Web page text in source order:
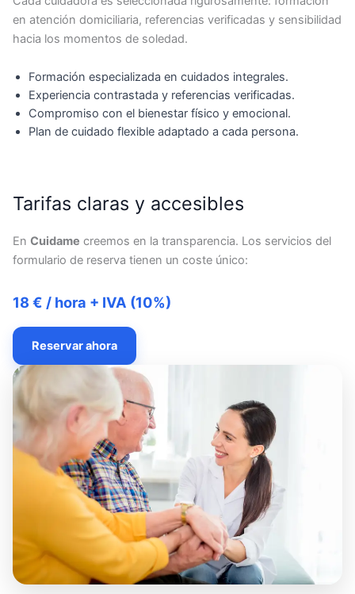
en atención domiciliaria, referencias verificadas y sensibilidad
hacia los momentos de soledad.
Formación especializada en cuidados integrales.
Experiencia contrastada y referencias verificadas.
Compromiso con el bienestar físico y emocional.
Plan de cuidado flexible adaptado a cada persona.
Tarifas claras y accesibles
En Cuidame creemos en la transparencia. Los servicios del
formulario de reserva tienen un coste único:
18 € / hora + IVA (10%)
Reservar ahora